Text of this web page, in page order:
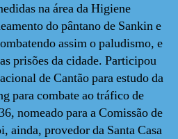
na área da Higiene
do pântano de Sankin e
assim o paludismo, e
prisões da cidade. Participou
de Cantão para estudo da
para combate ao tráfico de
nomeado para a Comissão de
ainda, provedor da Santa Casa